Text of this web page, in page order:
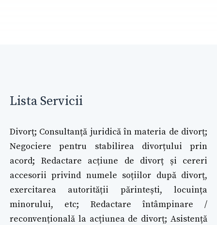
Lista Servicii
Divorț; Consultanță juridică în materia de divorț;
Negociere pentru stabilirea divorțului prin
acord; Redactare acțiune de divorț și cereri
accesorii privind numele soțiilor după divorț,
exercitarea autorității părintești, locuința
minorului, etc; Redactare întâmpinare /
reconvențională la acțiunea de divorț; Asistență